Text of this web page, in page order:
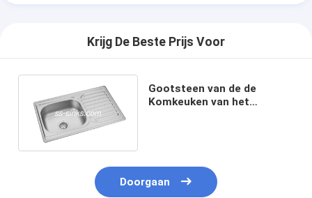
Krijg De Beste Prijs Voor
Gootsteen van de de
Komkeuken van het
Doorgaan